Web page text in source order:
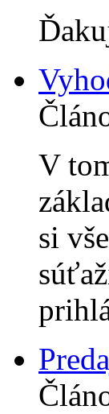
V
si